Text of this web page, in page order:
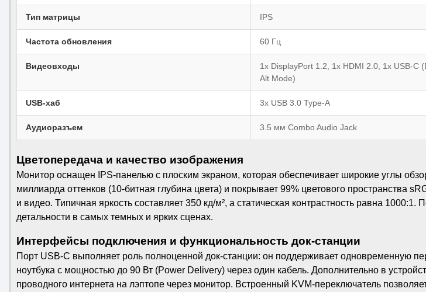
Тип матрицы IPS
Частота обновления 60 Гц
Видеовходы
1x DisplayPort 1.2, 1x HDMI 2.0, 1x USB-C
Alt Mode)
USB-хаб 3x USB 3.0 Type-A
Аудиоразъем 3.5 мм Combo Audio Jack
Цветопередача и качество изображения
Монитор оснащен IPS-панелью с плоским экраном, которая обеспечивает широкие углы
миллиарда оттенков (10-битная глубина цвета) и покрывает 99% цветового пространства
и видео. Типичная яркость составляет 350 кд/м², а статическая контрастность равна
детальности в самых темных и ярких сценах.
Интерфейсы подключения и функциональность док-станции
Порт USB-C выполняет роль полноценной док-станции: он поддерживает одновременную
ноутбука с мощностью до 90 Вт (Power Delivery) через один кабель. Дополнительно в
проводного интернета на лэптопе через монитор. Встроенный KVM-переключатель